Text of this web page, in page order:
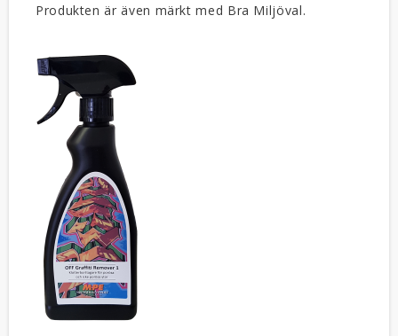
Produkten är även märkt med Bra Miljöval.